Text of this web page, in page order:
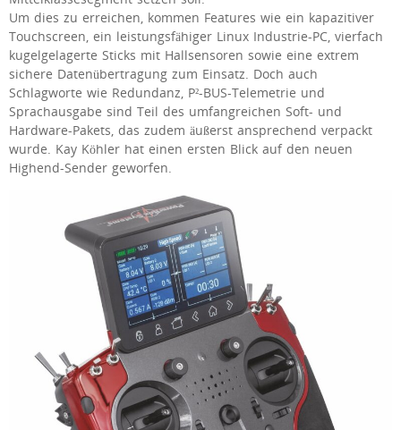
Um dies zu erreichen, kommen Features wie ein kapazitiver
Touchscreen, ein leistungsfähiger Linux Industrie-PC, vierfach
kugelgelagerte Sticks mit Hallsensoren sowie eine extrem
sichere Datenübertragung zum Einsatz. Doch auch
Schlagworte wie Redundanz, P²-BUS-Telemetrie und
Sprachausgabe sind Teil des umfangreichen Soft- und
Hardware-Pakets, das zudem äußerst ansprechend verpackt
wurde. Kay Köhler hat einen ersten Blick auf den neuen
Highend-Sender geworfen.